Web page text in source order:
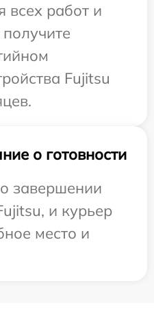
всех работ и
Fujitsu
о готовности
завершении
и курьер
место и